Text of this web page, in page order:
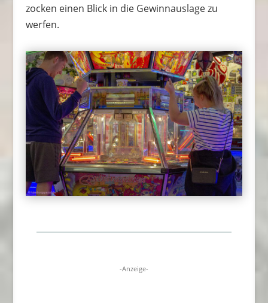
zocken einen Blick in die Gewinnauslage zu
werfen.
-Anzeige-